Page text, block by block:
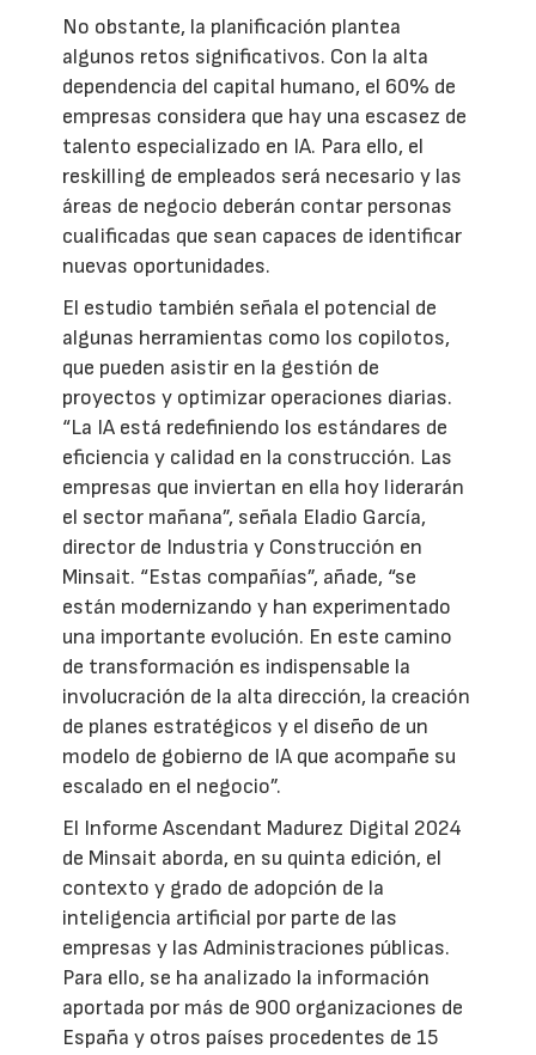
No obstante, la planificación plantea
algunos retos significativos. Con la alta
dependencia del capital humano, el 60% de
empresas considera que hay una escasez de
talento especializado en IA. Para ello, el
reskilling de empleados será necesario y las
áreas de negocio deberán contar personas
cualificadas que sean capaces de identificar
nuevas oportunidades.
El estudio también señala el potencial de
algunas herramientas como los copilotos,
que pueden asistir en la gestión de
proyectos y optimizar operaciones diarias.
“La IA está redefiniendo los estándares de
eficiencia y calidad en la construcción. Las
empresas que inviertan en ella hoy liderarán
el sector mañana”, señala Eladio García,
director de Industria y Construcción en
Minsait. “Estas compañías”, añade, “se
están modernizando y han experimentado
una importante evolución. En este camino
de transformación es indispensable la
involucración de la alta dirección, la creación
de planes estratégicos y el diseño de un
modelo de gobierno de IA que acompañe su
escalado en el negocio”.
El Informe Ascendant Madurez Digital 2024
de Minsait aborda, en su quinta edición, el
contexto y grado de adopción de la
inteligencia artificial por parte de las
empresas y las Administraciones públicas.
Para ello, se ha analizado la información
aportada por más de 900 organizaciones de
España y otros países procedentes de 15